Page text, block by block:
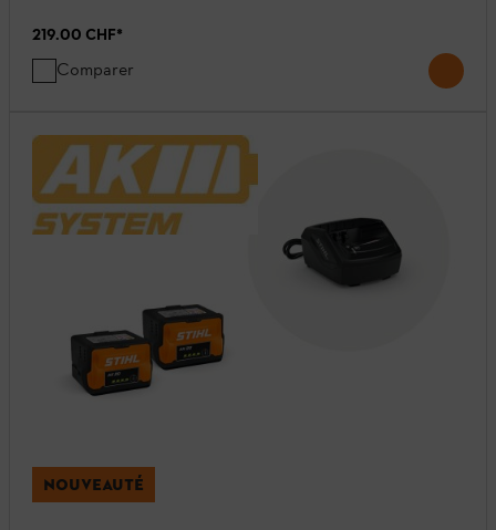
219.00 CHF*
Comparer
NOUVEAUTÉ